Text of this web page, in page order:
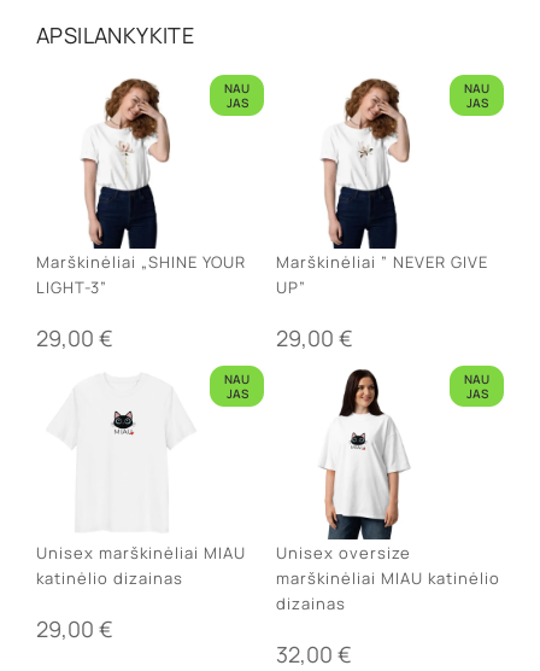
APSILANKYKITE
NAU
JAS
Marškinėliai „SHINE YOUR
LIGHT-3”
29,00 €
NAU
JAS
Marškinėliai ” NEVER GIVE
UP”
29,00 €
NAU
JAS
Unisex marškinėliai MIAU
katinėlio dizainas
29,00 €
NAU
JAS
Unisex oversize
marškinėliai MIAU katinėlio
dizainas
32,00 €